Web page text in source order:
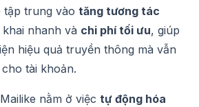
tập trung vào tăng tương tác
nhanh và chi phí tối ưu, giúp
hiệu quả truyền thông mà vẫn
tài khoản.
nằm ở việc tự động hóa